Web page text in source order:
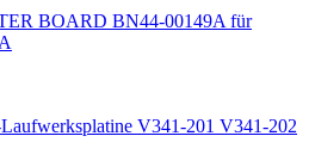
BOARD BN44-00149A für